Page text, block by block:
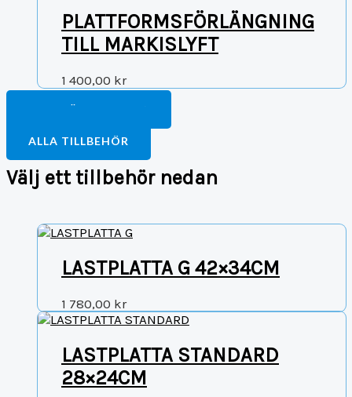
PLATTFORMSFÖRLÄNGNING
TILL MARKISLYFT
1 400,00 kr
FORTSÄTT HANDLA
ALLA TILLBEHÖR
Välj ett tillbehör nedan
LASTPLATTA G 42×34CM
1 780,00 kr
LASTPLATTA STANDARD
28×24CM